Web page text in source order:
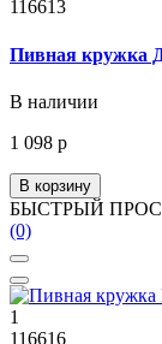
116613
Пивная кружка
В наличии
1 098 р
В корзину
БЫСТРЫЙ
(0)
1
116616